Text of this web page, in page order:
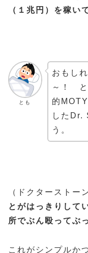
（１兆円）を稼い
とも
おもし
～！ と
的
したDr.
う。
（ドクターストー
とがはっきりして
所でぶん殴ってぶ
これがシンプルか